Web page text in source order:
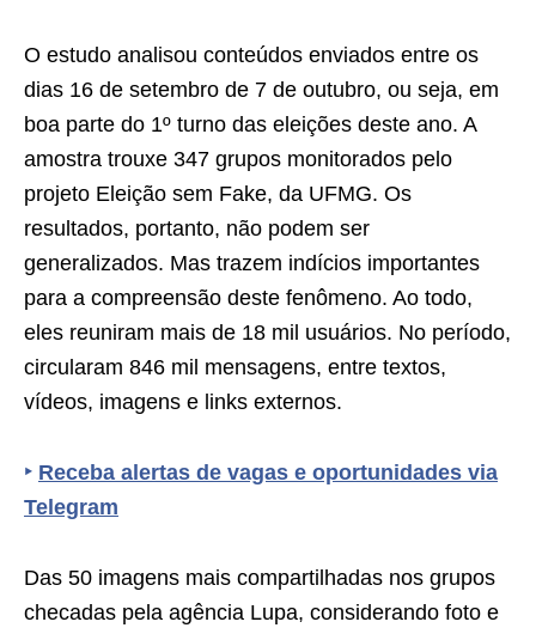
O estudo analisou conteúdos enviados entre os
dias 16 de setembro de 7 de outubro, ou seja, em
boa parte do 1º turno das eleições deste ano. A
amostra trouxe 347 grupos monitorados pelo
projeto Eleição sem Fake, da UFMG. Os
resultados, portanto, não podem ser
generalizados. Mas trazem indícios importantes
para a compreensão deste fenômeno. Ao todo,
eles reuniram mais de 18 mil usuários. No período,
circularam 846 mil mensagens, entre textos,
vídeos, imagens e links externos.
‣ Receba alertas de vagas e oportunidades via
Telegram
Das 50 imagens mais compartilhadas nos grupos
checadas pela agência Lupa, considerando foto e